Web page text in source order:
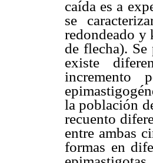
caída es a
se
redondeado y
de flecha).
existe
incremento
la población
recuento
entre ambas
formas en